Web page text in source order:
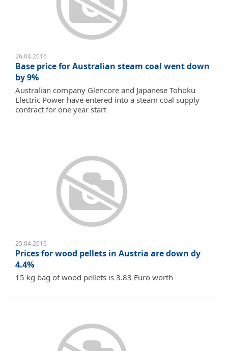
26.04.2016
Base price for Australian steam coal went down
by 9%
Australian company Glencore and Japanese Tohoku
Electric Power have entered into a steam coal supply
contract for one year start
25.04.2016
Prices for wood pellets in Austria are down dy
4.4%
15 kg bag of wood pellets is 3.83 Euro worth